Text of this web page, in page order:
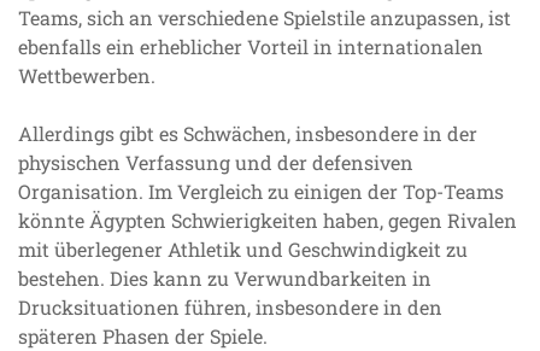
Teams, sich an verschiedene Spielstile anzupassen, ist
ebenfalls ein erheblicher Vorteil in internationalen
Wettbewerben.
Allerdings gibt es Schwächen, insbesondere in der
physischen Verfassung und der defensiven
Organisation. Im Vergleich zu einigen der Top-Teams
könnte Ägypten Schwierigkeiten haben, gegen Rivalen
mit überlegener Athletik und Geschwindigkeit zu
bestehen. Dies kann zu Verwundbarkeiten in
Drucksituationen führen, insbesondere in den
späteren Phasen der Spiele.